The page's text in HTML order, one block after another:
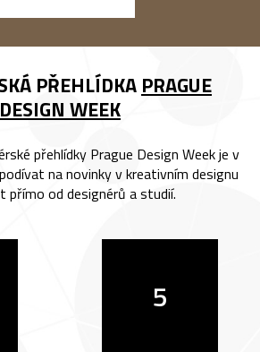
PŘEHLÍDKA PRAGUE
DESIGN WEEK
přehlídky Prague Design Week je v
na novinky v kreativním designu
přímo od designérů a studií.
5